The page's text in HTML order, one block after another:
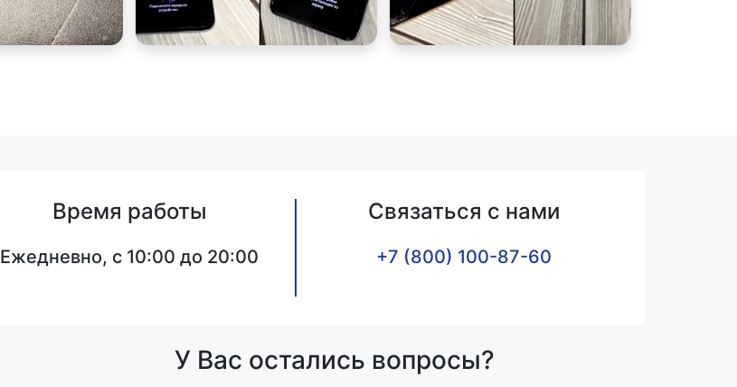
Время работы
Ежедневно, с 10:00 до 20:00
Связаться с нами
+7 (800) 100-87-60
У Вас остались вопросы?